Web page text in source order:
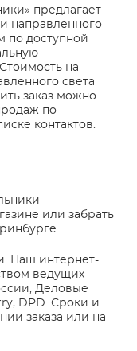
предлагает
направленного
по доступной
на
света
заказ можно
по
контактов.
или забрать
Наш интернет-
ведущих
Деловые
DPD. Сроки и
заказа или на